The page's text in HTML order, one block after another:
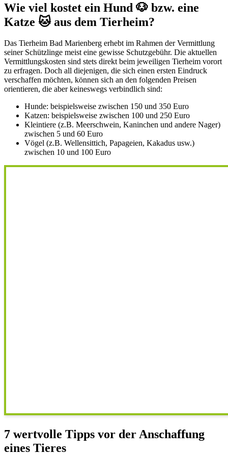
Wie viel kostet ein Hund 🐶 bzw. eine
Katze 🐱 aus dem Tierheim?
Das Tierheim Bad Marienberg erhebt im Rahmen der Vermittlung
seiner Schützlinge meist eine gewisse Schutzgebühr. Die aktuellen
Vermittlungskosten sind stets direkt beim jeweiligen Tierheim vorort
zu erfragen. Doch all diejenigen, die sich einen ersten Eindruck
verschaffen möchten, können sich an den folgenden Preisen
orientieren, die aber keineswegs verbindlich sind:
Hunde: beispielsweise zwischen 150 und 350 Euro
Katzen: beispielsweise zwischen 100 und 250 Euro
Kleintiere (z.B. Meerschwein, Kaninchen und andere Nager)
zwischen 5 und 60 Euro
Vögel (z.B. Wellensittich, Papageien, Kakadus usw.)
zwischen 10 und 100 Euro
7 wertvolle Tipps vor der Anschaffung
eines Tieres